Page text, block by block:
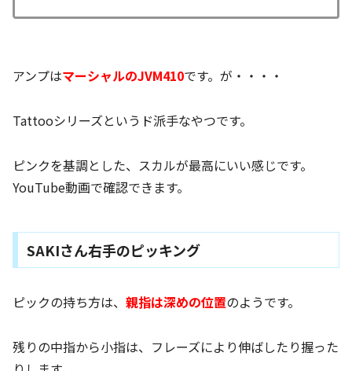
アンプはマーシャルのJVM410です。が・・・・
Tattooシリーズというド派手なやつです。
ピンクを基調とした、スカルが最高にいい感じです。
YouTube動画で確認できます。
SAKIさん右手のピッキング
ピックの持ち方は、 親指は深めの位置のようです。
残りの中指から小指は、フレーズにより伸ばしたり握った